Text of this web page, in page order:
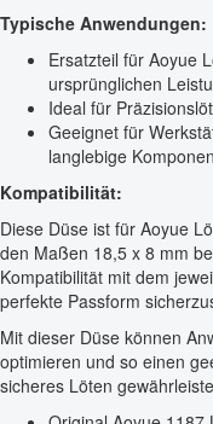
Typische Anwendungen:
Ersatzteil für Aoyue
ursprünglichen
Ideal für
Geeignet für
langlebige
Kompatibilität:
Diese Düse ist für Aoyue
den Maßen 18,5 x 8 mm
Kompatibilität mit dem
perfekte Passform
Mit dieser Düse können
optimieren und so einen
sicheres Löten